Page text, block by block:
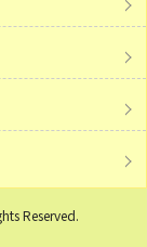
Reserved.